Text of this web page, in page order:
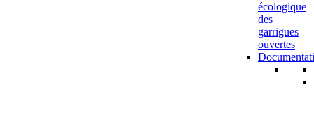
écologique
des
garrigues
ouvertes